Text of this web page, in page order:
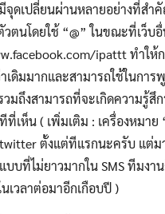
จุดเปลี่ยนผ่านหลายอย่างที่สำ
ตนโดยใช้ “@” ในขณะที่เว็บ
ipattt ทำให้
เดิมมากและสามารถใช้ในการ
วมถึงสามารถที่จะเกิดความรู้สึ
เห็น ( เพิ่มเติม : เครื่องหมาย
ตั้งแต่ทีแรกนะครับ แต่ม
บบที่ไม่ยาวมากใน SMS ทีมงา
เวลาต่อมาอีกเกือบปี )